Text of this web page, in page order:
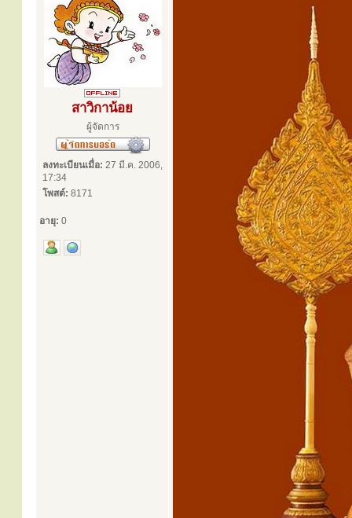
สาวิกาน้อย
ผู้จัดการ
ลงทะเบียนเมื่อ: 27 มี.ค. 2006,
17:34
โพสต์: 8171
อายุ: 0